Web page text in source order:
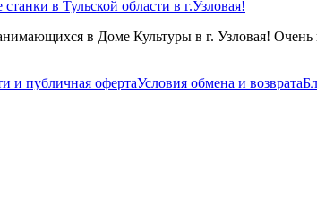
в Тульской области в г.Узловая!
в Доме Культуры в г. Узловая! Очень
и публичная офертаУсловия обмена и возврата